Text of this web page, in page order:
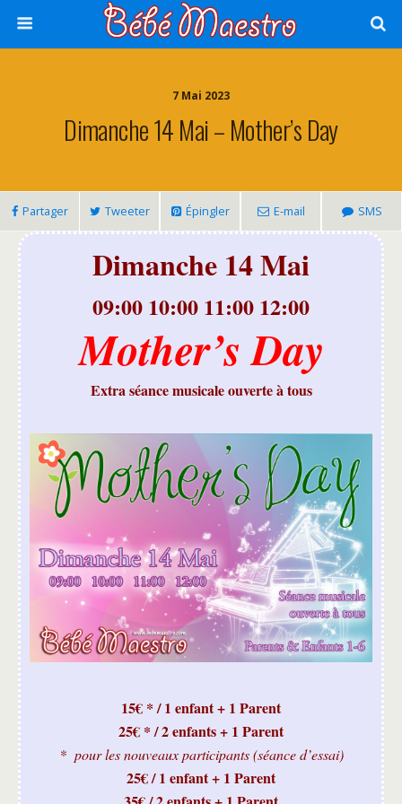
7 Mai 2023
Dimanche 14 Mai – Mother’s Day
Partager Tweeter Épingler E-mail SMS
Dimanche 14 Mai
09:00 10:00 11:00 12:00
Mother’s Day
Extra séance musicale ouverte à tous
15€ * / 1 enfant + 1 Parent
25€ * / 2 enfants + 1 Parent
* pour les nouveaux participants (séance d’essai)
25€ / 1 enfant + 1 Parent